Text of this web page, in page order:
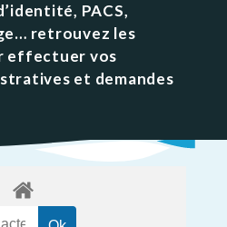
PACS,
retrouvez les
effectuer vos
et demandes